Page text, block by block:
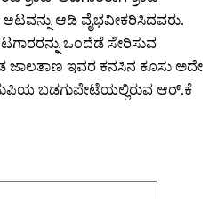
ಆಡಿ ವೈಭವೀಕರಿಸಿದವರು.
ಒಂದೆಡೆ ಸೇರಿಸುವ
ಇವರ ಕನಸಿನ ಕೂಸು ಅದೇ
ಬಡಗುಪೇಟೆಯಲ್ಲಿರುವ ಆರ್.ಕೆ